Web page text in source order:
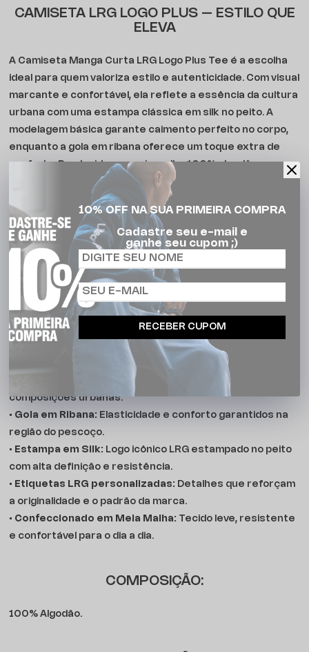
CAMISETA LRG LOGO PLUS – ESTILO QUE
ELEVA
A Camiseta Manga Curta LRG Logo Plus Tee é a escolha
ideal para quem valoriza estilo e autenticidade. Com visual
marcante e confortável, ela reflete a essência da cultura
urbana com uma estampa clássica em silk no peito. A
modelagem básica garante caimento perfeito no corpo,
enquanto a gola em ribana oferece um toque extra de
conforto. Produzida em meia malha 100% algodão,
proporciona respirabilidade e durabilidade para o dia a dia.
Com etiquetas personalizadas e acabamento de alto
padrão, essa peça é versátil para compor looks casuais
com identidade. Seja nas ruas, no rolê ou no cotidiano, a
Logo Plus Tee entrega personalidade em cada detalhe.
CARACTERÍSTICAS:
•Modelagem Básica:
Corte reto que veste bem em
diferentes tipos de corpo, proporcionando liberdade nos
movimentos.
Ideal para o clima brasileiro e perfeito para
composições urbanas.
• Gola em Ribana: Elasticidade e conforto garantidos na
região do pescoço.
• Estampa em Silk: Logo icônico LRG estampado no peito
com alta definição e resistência.
• Etiquetas LRG personalizadas: Detalhes que reforçam
a originalidade e o padrão da marca.
• Confeccionado em Meia Malha: Tecido leve, resistente
e confortável para o dia a dia.
COMPOSIÇÃO:
100% Algodão.
10% OFF NA SUA PRIMEIRA COMPRA
Cadastre seu e-mail e
ganhe seu cupom ;)
RECEBER CUPOM